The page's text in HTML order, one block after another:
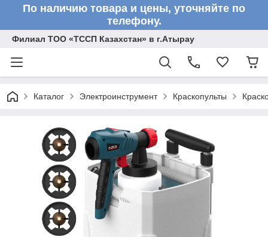
По наличию товара и цены, уточняйте по
телефону.
Филиал ТОО «ТССП Казахстан» в г.Атырау
Каталог Электроинструмент Краскопульты